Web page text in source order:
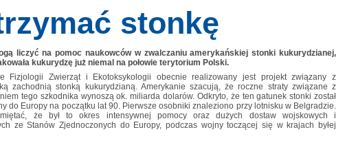
stonkę
liczyć na pomoc naukowców w zwalczaniu amerykańskiej stonki kukurydzianej,
kukurydzę już niemal na połowie terytorium Polski.
Fizjologii Zwierząt i Ekotoksykologii obecnie realizowany jest projekt związany z
zachodnią stonką kukurydzianą. Amerykanie szacują, że roczne straty związane z
tego szkodnika wynoszą ok. miliarda dolarów. Odkryto, że ten gatunek stonki został
do Europy na początku lat 90. Pierwsze osobniki znaleziono przy lotnisku w Belgradzie.
że był to okres intensywnej pomocy oraz dużych dostaw wojskowych i
ze Stanów Zjednoczonych do Europy, podczas wojny toczącej się w krajach byłej